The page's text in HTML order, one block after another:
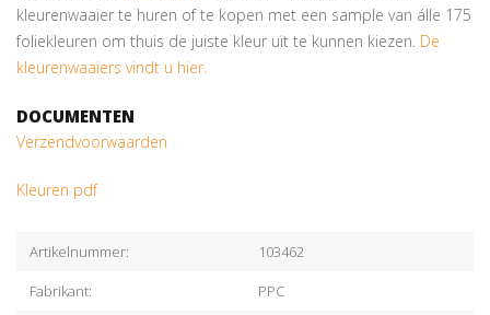
kleurenwaaier te huren of te kopen met een sample van álle 175
foliekleuren om thuis de juiste kleur uit te kunnen kiezen. De
kleurenwaaiers vindt u hier.
DOCUMENTEN
Verzendvoorwaarden
Kleuren pdf
Artikelnummer:
103462
Fabrikant:
PPC